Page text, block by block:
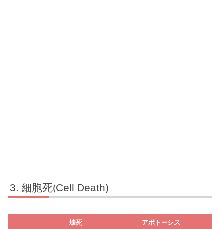
細胞死(Cell Death)
壊死
アポトーシス